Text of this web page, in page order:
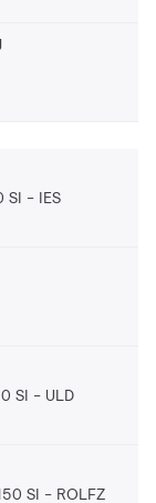
SI IES
SI ULD
SI ROLFZ